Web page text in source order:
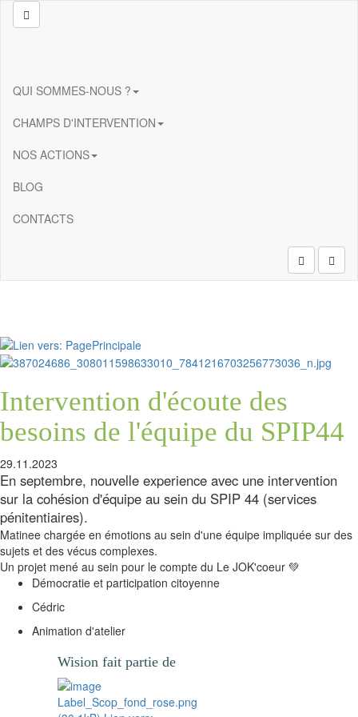
Aller au contenu principal
QUI SOMMES-NOUS ?
CHAMPS D'INTERVENTION
NOS ACTIONS
BLOG
CONTACTS
Rechercher
Intervention d'écoute des
besoins de l'équipe du SPIP44
29.11.2023
En septembre, nouvelle experience avec une intervention
sur la cohésion d'équipe au sein du SPIP 44 (services
pénitentiaires).
Matinee chargée en émotions au sein d'une équipe impliquée sur des
sujets et des vécus complexes.
Un projet mené au sein pour le compte du Le JOK'coeur 💚
Démocratie et participation citoyenne
Cédric
Animation d'atelier
Wision fait partie de